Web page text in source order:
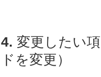
4. 変更したい
ドを変更）